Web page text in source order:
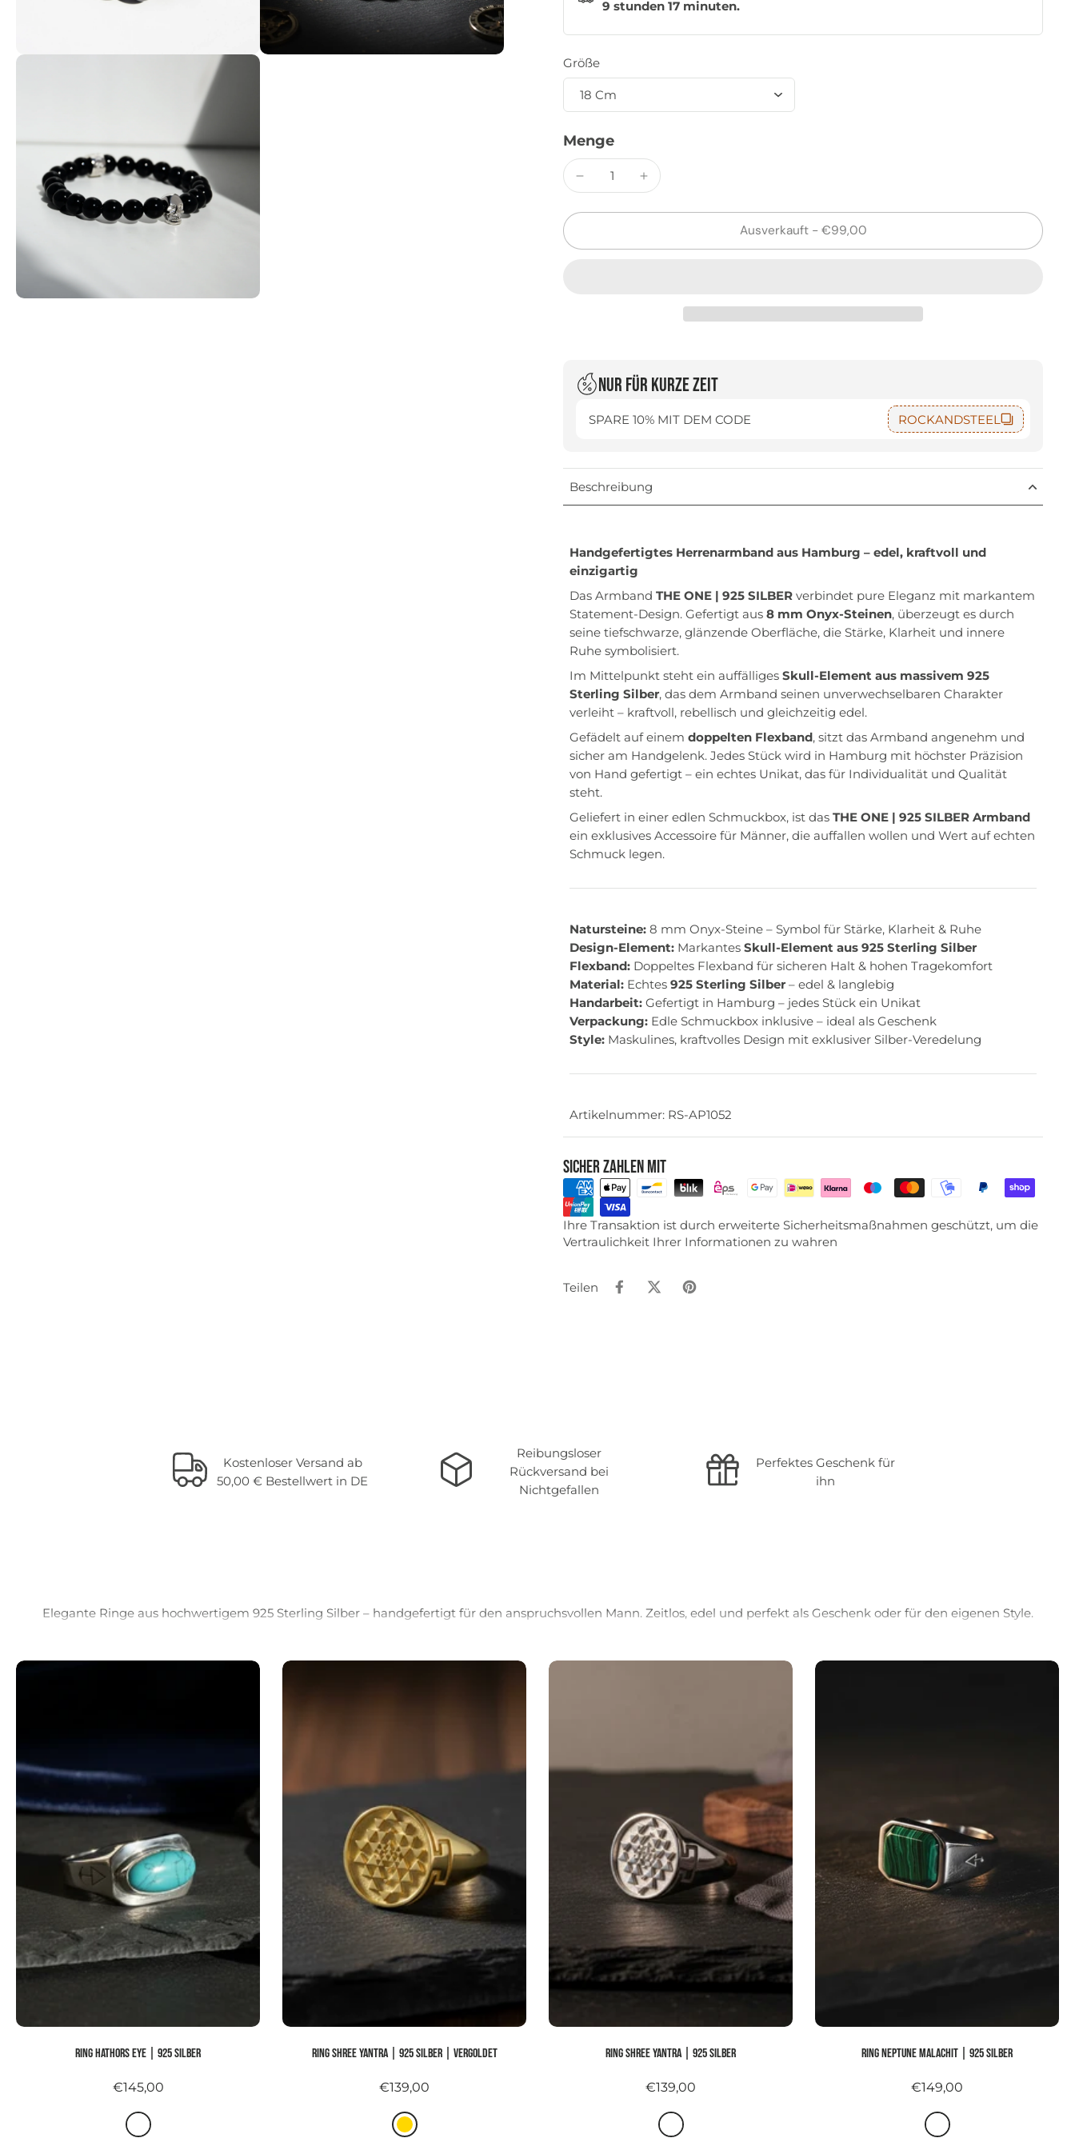
9 stunden 17 minuten.
Größe
Menge
Ausverkauft - €99,00
Nur für kurze Zeit
SPARE 10% MIT DEM CODE ROCKANDSTEEL
Beschreibung
Handgefertigtes Herrenarmband aus Hamburg – edel, kraftvoll und
einzigartig
Das Armband THE ONE | 925 SILBER verbindet pure Eleganz mit markantem
Statement-Design. Gefertigt aus 8 mm Onyx-Steinen, überzeugt es durch
seine tiefschwarze, glänzende Oberfläche, die Stärke, Klarheit und innere
Ruhe symbolisiert.
Im Mittelpunkt steht ein auffälliges Skull-Element aus massivem 925
Sterling Silber, das dem Armband seinen unverwechselbaren Charakter
verleiht – kraftvoll, rebellisch und gleichzeitig edel.
Gefädelt auf einem doppelten Flexband, sitzt das Armband angenehm und
sicher am Handgelenk. Jedes Stück wird in Hamburg mit höchster Präzision
von Hand gefertigt – ein echtes Unikat, das für Individualität und Qualität
steht.
Geliefert in einer edlen Schmuckbox, ist das THE ONE | 925 SILBER Armband
ein exklusives Accessoire für Männer, die auffallen wollen und Wert auf echten
Schmuck legen.
Natursteine: 8 mm Onyx-Steine – Symbol für Stärke, Klarheit & Ruhe
Design-Element: Markantes Skull-Element aus 925 Sterling Silber
Flexband: Doppeltes Flexband für sicheren Halt & hohen Tragekomfort
Material: Echtes 925 Sterling Silber – edel & langlebig
Handarbeit: Gefertigt in Hamburg – jedes Stück ein Unikat
Verpackung: Edle Schmuckbox inklusive – ideal als Geschenk
Style: Maskulines, kraftvolles Design mit exklusiver Silber-Veredelung
Artikelnummer: RS-AP1052
Sicher zahlen mit
Ihre Transaktion ist durch erweiterte Sicherheitsmaßnahmen geschützt, um die
Vertraulichkeit Ihrer Informationen zu wahren
Teilen
Kostenloser Versand ab
50,00 € Bestellwert in DE
Reibungsloser
Rückversand bei
Nichtgefallen
Perfektes Geschenk für
ihn
Beliebte Artikel
Elegante Ringe aus hochwertigem 925 Sterling Silber – handgefertigt für den anspruchsvollen Mann. Zeitlos, edel und perfekt als Geschenk oder für den eigenen Style.
Ring HATHORS EYE | 925 Silber
€145,00
Ring SHREE YANTRA | 925 Silber | vergoldet
€139,00
Ring SHREE YANTRA | 925 Silber
€139,00
Ring NEPTUNE MALACHIT | 925 Silber
€149,00